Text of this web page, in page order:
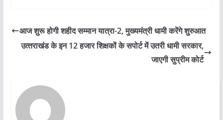
आज शुरू होगी शहीद सम्मान यात्रा-2, मुख्यमंत्री धामी करेंगे शुरुआत
उत्‍तराखंड के इन 12 हजार शिक्षकों के सपोर्ट में उतरी धामी सरकार,
जाएगी सुप्रीम कोर्ट